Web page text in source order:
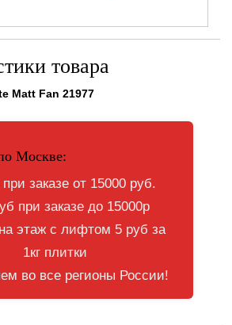
товара
Matt Fan 21977
Москве:
заказе от 15000 руб.
при заказе до 15000р
этаж с лифтом 5 руб за
1кг плитки
во все регионы России!